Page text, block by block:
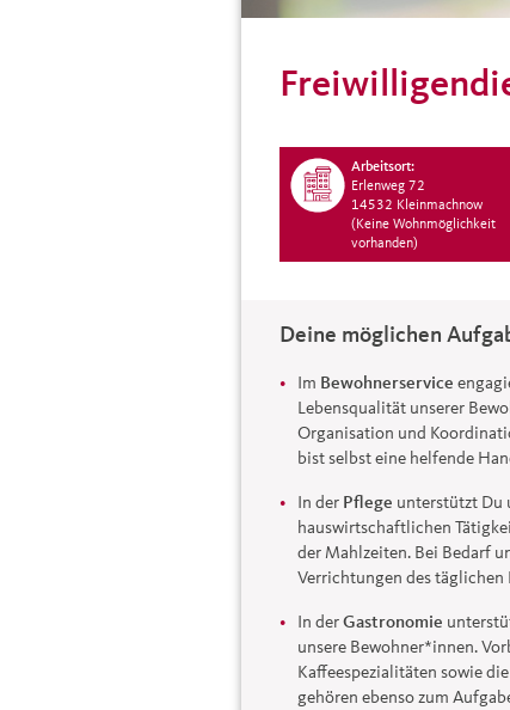
Arbeitsort:
Erlenweg 72
14532 Kleinmachnow
(Keine Wohnmöglichkeit
vorhanden)
Deine möglichen
Im Bewohnerservice
Lebensqualität unserer
Organisation und
bist selbst eine helfende
In der Pflege unterstützt Du
hauswirtschaftlichen
der Mahlzeiten. Bei Bedarf
Verrichtungen des täglichen
In derGastronomie
unsere Bewohner*innen.
Kaffeespezialitäten sowie
gehören ebenso zum